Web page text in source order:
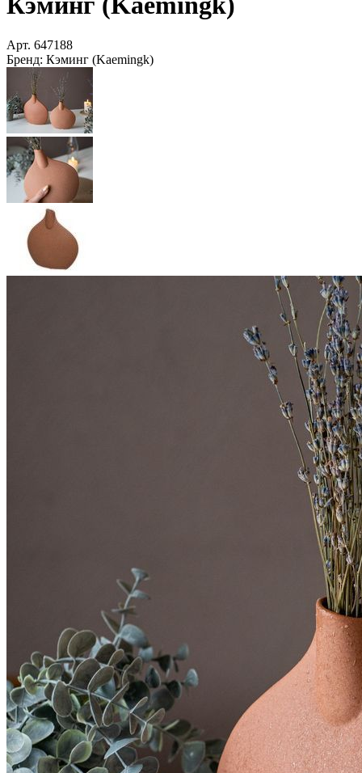
Арт. 647188
Бренд: Кэминг (Kaemingk)